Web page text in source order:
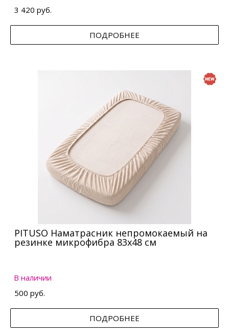
3 420 руб.
ПОДРОБНЕЕ
PITUSO Наматрасник непромокаемый на
резинке микрофибра 83х48 см
В наличии
500 руб.
ПОДРОБНЕЕ